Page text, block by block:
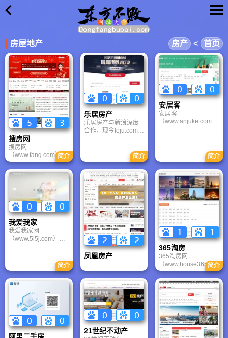
×
房屋地产 房产 < 首页
搜房网
搜房网
（www.fang.com）是
全球排名第一的房地
产家居网络平台，在
拟的影响力和号召
力，拥有6000多名员
工，网络业务覆盖314
个城市，在中国86个
城市拥有分公司和办
公室。搜房网致力于
全心全意为房地产和
家居行业服务，业务
业地产、家居、装修
装饰等。2010年9月
搜房网（股票代码
SFUN)在美国纽约证
券交易所成功上市。
简介
乐居房产
乐居房产与新浪深度
合作，现今leju.com
合看新盘、追政策、
做决策，但需注意广
告甄别，与新浪财
经、百度、腾讯等平
台合作分发内容。
简介
安居客
安居客
（www.anjuke.com）
(www.anjuke.com)自
2007年4月上线以来
高速发展，目前已经
是国内绝对领先的二
手房专业找房网站。
日均访问页面数超过
1500万；在上海，每
成交的5套二手房中，
有2套来自安居客。
简介
我爱我家
我爱我家网
（www.5i5j.com）在
苏州、南京、太原、
宁波八家分公司、800
15000名经验丰富、
训练有素、勤奋敬业
的专业房地产经纪人
和优秀管理团队。我
爱我家将进一步向
二、三线城市和新兴
区域扩展，为广大客
简介
凤凰房产
365淘房
365淘房网
（www.house365.co
m） 是中国较早成
立、专注于房地产信
息服务的区域性垂直
平台，365淘房网总部
位于江苏南京，主要
深耕长三角地区（如
南京、苏州、无锡、
合肥、杭州、常州
等），365淘房网同时
简介
阿里二手房
21世纪不动产